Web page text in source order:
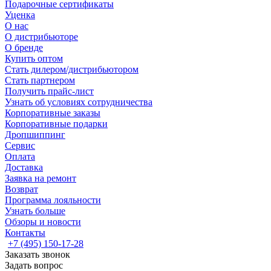
Подарочные сертификаты
Уценка
О нас
О дистрибьюторе
О бренде
Купить оптом
Стать дилером/дистрибьютором
Стать партнером
Получить прайс-лист
Узнать об условиях сотрудничества
Корпоративные заказы
Корпоративные подарки
Дропшиппинг
Сервис
Оплата
Доставка
Заявка на ремонт
Возврат
Программа лояльности
Узнать больше
Обзоры и новости
Контакты
+7 (495) 150-17-28
Заказать звонок
Задать вопрос